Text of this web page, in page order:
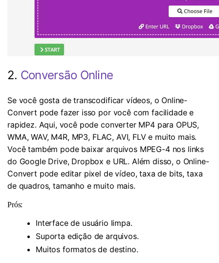
2. Conversão Online
Se você gosta de transcodificar vídeos, o Online-
Convert pode fazer isso por você com facilidade e
rapidez. Aqui, você pode converter MP4 para OPUS,
WMA, WAV, M4R, MP3, FLAC, AVI, FLV e muito mais.
Você também pode baixar arquivos MPEG-4 nos links
do Google Drive, Dropbox e URL. Além disso, o Online-
Convert pode editar pixel de vídeo, taxa de bits, taxa
de quadros, tamanho e muito mais.
Prós:
Interface de usuário limpa.
Suporta edição de arquivos.
Muitos formatos de destino.